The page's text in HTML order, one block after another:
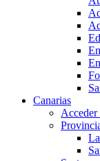
Canarias
Acceder